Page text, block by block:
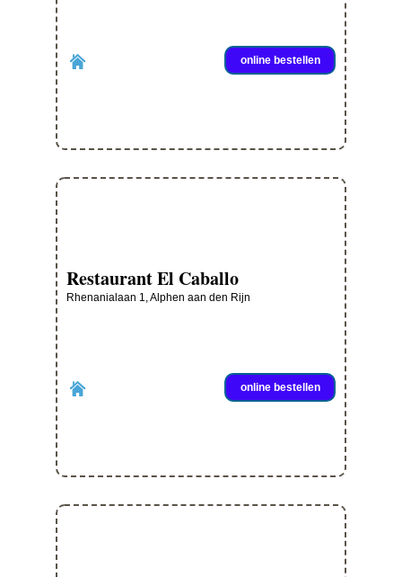
online bestellen
Restaurant El Caballo
Rhenanialaan 1, Alphen aan den Rijn
online bestellen